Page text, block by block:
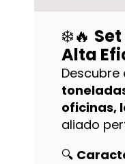
❄️🔥
Alta
oficinas,
aliado
🔍